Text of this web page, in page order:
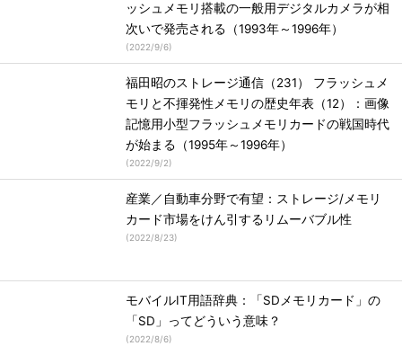
ッシュメモリ搭載の一般用デジタルカメラが相
次いで発売される（1993年～1996年）
(2022/9/6)
福田昭のストレージ通信（231） フラッシュメ
モリと不揮発性メモリの歴史年表（12）：画像
記憶用小型フラッシュメモリカードの戦国時代
が始まる（1995年～1996年）
(2022/9/2)
産業／自動車分野で有望：ストレージ/メモリ
カード市場をけん引するリムーバブル性
(2022/8/23)
モバイルIT用語辞典：「SDメモリカード」の
「SD」ってどういう意味？
(2022/8/6)